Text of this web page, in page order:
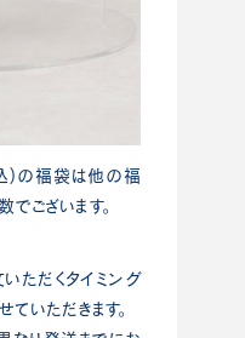
)の福袋は他の福
ございます。
ただくタイミング
いただきます。